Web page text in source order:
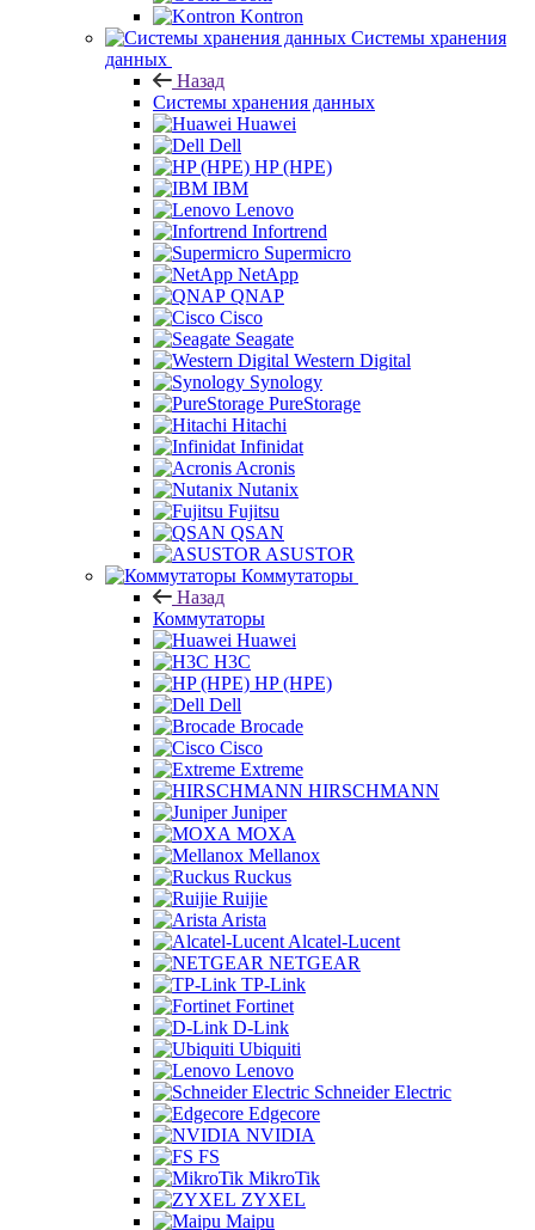
Kontron
Системы хранения
данных
Назад
Системы хранения данных
Huawei
Dell
HP (HPE)
IBM
Lenovo
Infortrend
Supermicro
NetApp
QNAP
Cisco
Seagate
Western Digital
Synology
PureStorage
Hitachi
Infinidat
Acronis
Nutanix
Fujitsu
QSAN
ASUSTOR
Коммутаторы
Назад
Коммутаторы
Huawei
H3C
HP (HPE)
Dell
Brocade
Cisco
Extreme
HIRSCHMANN
Juniper
MOXA
Mellanox
Ruckus
Ruijie
Arista
Alcatel-Lucent
NETGEAR
TP-Link
Fortinet
D-Link
Ubiquiti
Lenovo
Schneider Electric
Edgecore
NVIDIA
FS
MikroTik
ZYXEL
Maipu